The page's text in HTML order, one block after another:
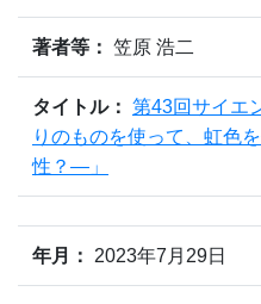
著者等： 笠原 浩二
タイトル： 第43回サイエ
りのものを使って、虹色
性？―」
年月： 2023年7月29日